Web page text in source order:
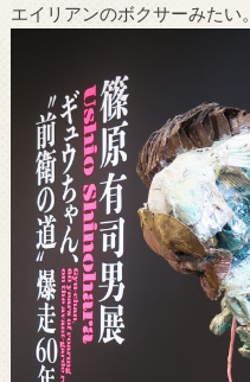
エイリアンのボクサーみたい。